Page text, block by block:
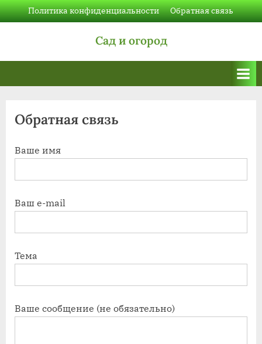
Skip
to
Политика конфиденциальности Обратная связь
Сад и огород
Обратная связь
Ваше имя
Ваш e-mail
Тема
Ваше сообщение (не обязательно)